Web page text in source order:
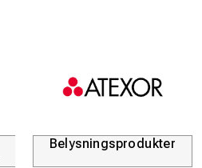
Belysningsprodukter